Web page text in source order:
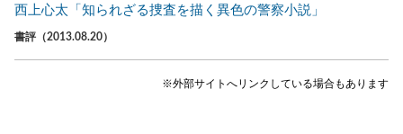
西上心太「知られざる捜査を描く異色の警察小説」
書評（2013.08.20）
※外部サイトへリンクしている場合もあります